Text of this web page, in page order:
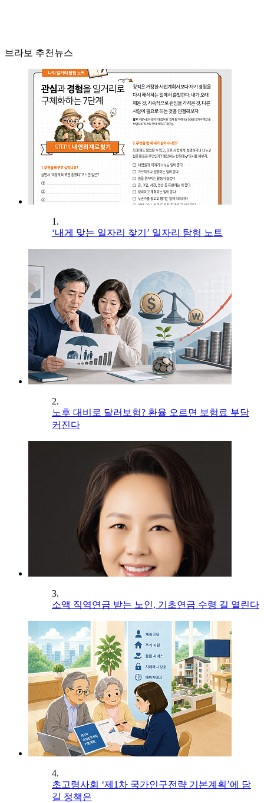
브라보 추천뉴스
1.
‘내게 맞는 일자리 찾기’ 일자리 탐험 노트
2.
노후 대비로 달러보험? 환율 오르면 보험료 부담
커진다
3.
소액 직역연금 받는 노인, 기초연금 수령 길 열린다
4.
초고령사회 ‘제1차 국가인구전략 기본계획’에 담
길 정책은